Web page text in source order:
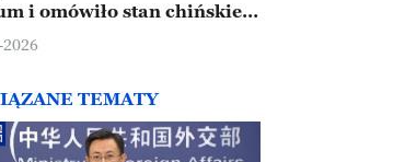
i omówiło stan chińskiej
TEMATY